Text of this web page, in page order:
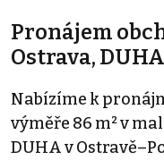
Pronájem
Ostrava, DUHA
Nabízíme k
výměře 86 m² v
DUHA v